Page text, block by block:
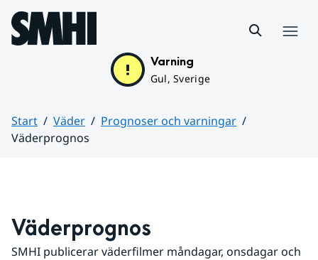
Hoppa till sidans innehåll
Varning
Gul, Sverige
Start Väder
Prognoser och varningar
Väderprognos
Väderprognos
SMHI publicerar väderfilmer måndagar, onsdagar och